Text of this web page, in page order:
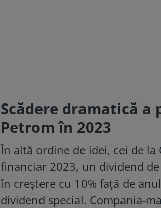
Scădere dramatică
Petrom în 2023
În altă ordine de idei, cei de
financiar 2023, un dividend
în creștere cu 10% față de
dividend special. Compania-